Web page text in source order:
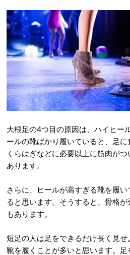
大根足の4つ目の原因は、ハイヒー
ールの靴ばかり履いていると、足
くらはぎなどに必要以上に筋肉が
あります。
さらに、ヒールが高すぎる靴を履
ると思います。そうすると、骨格
もあります。
短足の人は足をできるだけ長く見
靴を履くことが多いと思います。